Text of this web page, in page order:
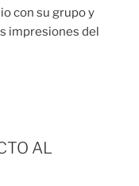
con su grupo y
impresiones del
AL